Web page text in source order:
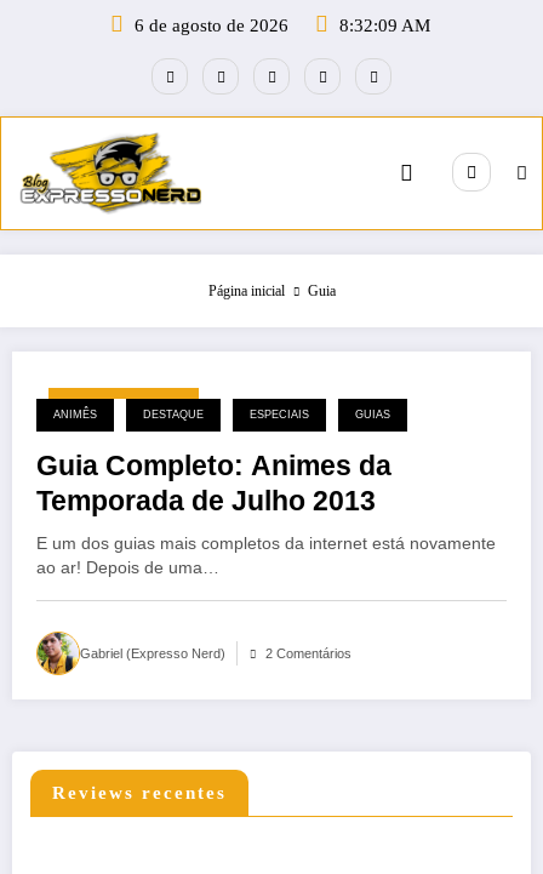
6 de agosto de 2026 8:32:09 AM
Página inicial Guia
17 de junho de 2013
ANIMÊS DESTAQUE ESPECIAIS GUIAS
Guia Completo: Animes da
Temporada de Julho 2013
E um dos guias mais completos da internet está novamente
ao ar! Depois de uma…
Gabriel (Expresso Nerd) 2 Comentários
Reviews recentes